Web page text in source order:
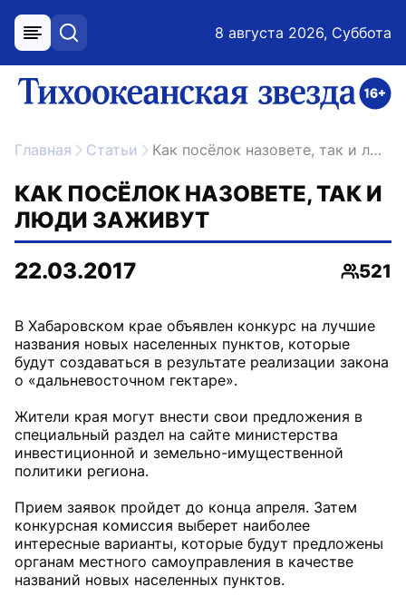
меню поиск 8 августа 2026, Суббота
ссылка на главную
Главная Статьи Как посёлок назовете, так и люди заживут
КАК ПОСЁЛОК НАЗОВЕТЕ, ТАК И
ЛЮДИ ЗАЖИВУТ
22.03.2017
521
В Хабаровском крае объявлен конкурс на лучшие
названия новых населенных пунктов, которые
будут создаваться в результате реализации закона
о «дальневосточном гектаре».
Жители края могут внести свои предложения в
специальный раздел на сайте министерства
инвестиционной и земельно-имущественной
политики региона.
Прием заявок пройдет до конца апреля. Затем
конкурсная комиссия выберет наиболее
интересные варианты, которые будут предложены
органам местного самоуправления в качестве
названий новых населенных пунктов.